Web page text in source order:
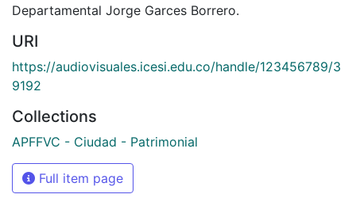
Departamental Jorge Garces Borrero.
URI
https://audiovisuales.icesi.edu.co/handle/123456789/3
9192
Collections
APFFVC - Ciudad - Patrimonial
Full item page